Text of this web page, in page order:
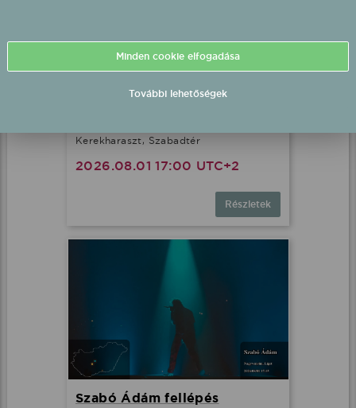
Kerekharaszt, Szabadtér
2026.08.01 17:00 UTC+2
Részletek
Szabó Ádám fellépés
Minden cookie elfogadása
További lehetőségek